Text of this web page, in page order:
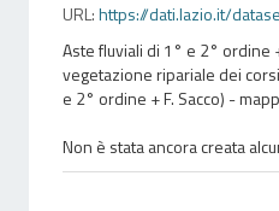
URL:https://dati.lazio.it/dataset/6b8a65c9-d741-43f8-9cd1-d624af0685c9/resource/63fb29eb-0685-418a-
Aste fluviali di 1° e 2° ordine
vegetazione ripariale dei
e 2° ordine + F. Sacco) -
Non è stata ancora creata